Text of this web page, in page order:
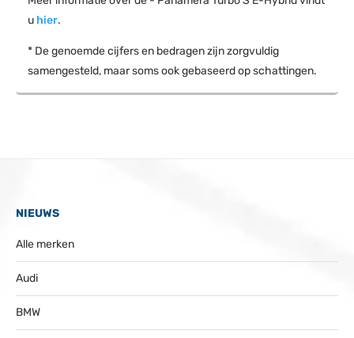
u hier.
* De genoemde cijfers en bedragen zijn zorgvuldig
samengesteld, maar soms ook gebaseerd op schattingen.
NIEUWS
Alle merken
Audi
BMW